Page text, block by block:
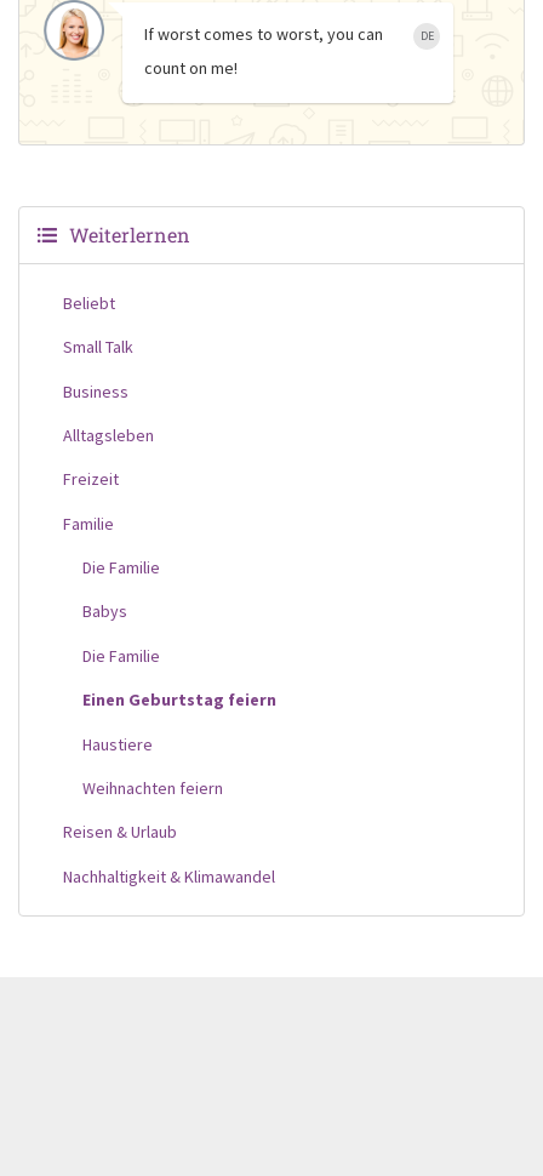
If worst comes to worst, you can
count on me!
DE
Weiterlernen
Beliebt
Small Talk
Business
Alltagsleben
Freizeit
Familie
Die Familie
Babys
Die Familie
Einen Geburtstag feiern
Haustiere
Weihnachten feiern
Reisen & Urlaub
Nachhaltigkeit & Klimawandel